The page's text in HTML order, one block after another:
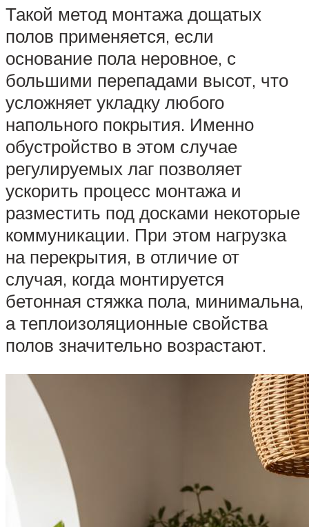
Такой метод монтажа дощатых
полов применяется, если
основание пола неровное, с
большими перепадами высот, что
усложняет укладку любого
напольного покрытия. Именно
обустройство в этом случае
регулируемых лаг позволяет
ускорить процесс монтажа и
разместить под досками некоторые
коммуникации. При этом нагрузка
на перекрытия, в отличие от
случая, когда монтируется
бетонная стяжка пола, минимальна,
а теплоизоляционные свойства
полов значительно возрастают.